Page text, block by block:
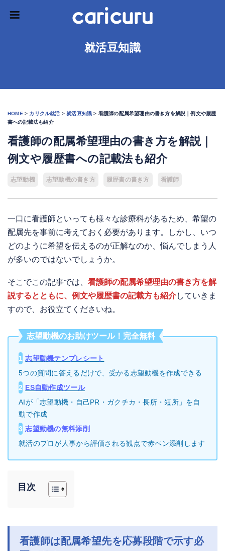
就活豆知識
HOME > カリクル就活 >就活豆知識 > 看護師の配属希望理由の書き方を解説｜例文や履歴
書への記載法も紹介
看護師の配属希望理由の書き方を解説｜
例文や履歴書への記載法も紹介
志望動機 志望動機の書き方 履歴書の書き方 看護師
一口に看護師といっても様々な診療科があるため、希望の
配属先を事前に考えておく必要があります。しかし、いつ
どのように希望を伝えるのが正解なのか、悩んでしまう人
が多いのではないでしょうか。
そこでこの記事では、 看護師の配属希望理由の書き方を解
説するとともに、例文や履歴書の記載方も紹介していきま
すので、お役立てくださいね。
志望動機のお助けツール！完全無料
1 志望動機テンプレシート
5つの質問に答えるだけで、受かる志望動機を作成できる
2 ES自動作成ツール
AIが「志望動機・自己PR・ガクチカ・長所・短所」を自
動で作成
3 志望動機の無料添削
就活のプロが人事から評価される観点で赤ペン添削します
目次
看護師は配属希望先を応募段階で示す必